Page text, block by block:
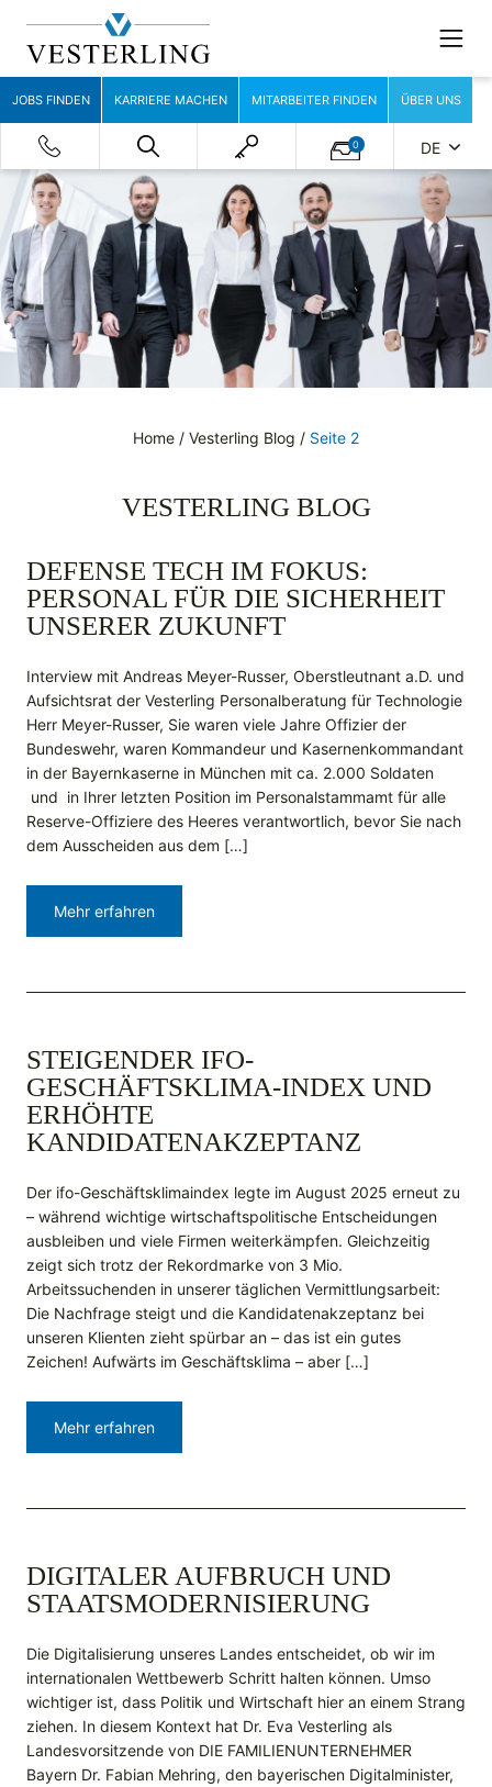
JOBS FINDEN KARRIERE MACHEN MITARBEITER FINDEN ÜBER UNS
0 DE
Home / Vesterling Blog / Seite 2
VESTERLING BLOG
DEFENSE TECH IM FOKUS:
PERSONAL FÜR DIE SICHERHEIT
UNSERER ZUKUNFT
Interview mit Andreas Meyer-Russer, Oberstleutnant a.D. und
Aufsichtsrat der Vesterling Personalberatung für Technologie
Herr Meyer-Russer, Sie waren viele Jahre Offizier der
Bundeswehr, waren Kommandeur und Kasernenkommandant
in der Bayernkaserne in München mit ca. 2.000 Soldaten
und in Ihrer letzten Position im Personalstammamt für alle
Reserve-Offiziere des Heeres verantwortlich, bevor Sie nach
dem Ausscheiden aus dem […]
Mehr erfahren
STEIGENDER IFO-
GESCHÄFTSKLIMA-INDEX UND
ERHÖHTE
KANDIDATENAKZEPTANZ
Der ifo-Geschäftsklimaindex legte im August 2025 erneut zu
– während wichtige wirtschaftspolitische Entscheidungen
ausbleiben und viele Firmen weiterkämpfen. Gleichzeitig
zeigt sich trotz der Rekordmarke von 3 Mio.
Arbeitssuchenden in unserer täglichen Vermittlungsarbeit:
Die Nachfrage steigt und die Kandidatenakzeptanz bei
unseren Klienten zieht spürbar an – das ist ein gutes
Zeichen! Aufwärts im Geschäftsklima – aber […]
Mehr erfahren
DIGITALER AUFBRUCH UND
STAATSMODERNISIERUNG
Die Digitalisierung unseres Landes entscheidet, ob wir im
internationalen Wettbewerb Schritt halten können. Umso
wichtiger ist, dass Politik und Wirtschaft hier an einem Strang
ziehen. In diesem Kontext hat Dr. Eva Vesterling als
Landesvorsitzende von DIE FAMILIENUNTERNEHMER
Bayern Dr. Fabian Mehring, den bayerischen Digitalminister,